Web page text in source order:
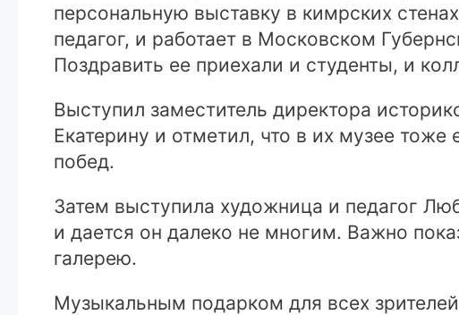
персональную выставку в кимрских
педагог, и работает в Московском
Поздравить ее приехали и студенты, и
Выступил заместитель директора
Екатерину и отметил, что в их музее
побед.
Затем выступила художница и педагог
и дается он далеко не многим. Важно
галерею.
Музыкальным подарком для всех